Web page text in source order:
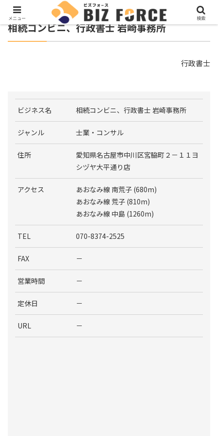
相続コンビニ、行政書士 岩崎事務所
行政書士
ビジネス名 相続コンビニ、行政書士 岩崎事務所
ジャンル 士業・コンサル
住所
愛知県名古屋市中川区宮脇町２－１１ヨ
シヅヤ大平通り店
アクセス
あおなみ線 南荒子 (680m)
あおなみ線 荒子 (810m)
あおなみ線 中島 (1260m)
TEL 070-8374-2525
FAX －
営業時間 －
定休日 －
URL －
メニュー 検索